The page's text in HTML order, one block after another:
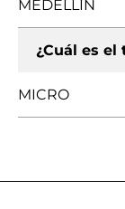
MEDELLIN
¿Cuál es el
MICRO